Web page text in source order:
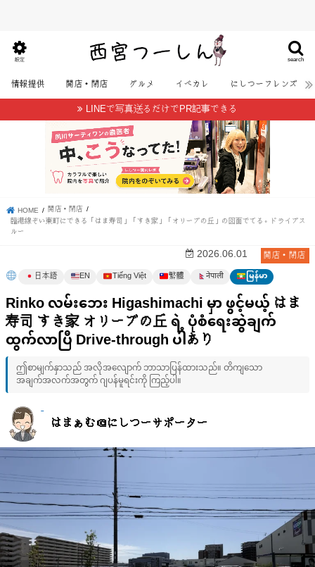
search
設定
情報提供 開店・閉店 グルメ イベカレ にしつーフレンズ
LINEで写真送るだけでPR記事できる
HOME 開店・閉店
臨港線ぞい東町にできる「はま寿司」「すき家」「オリーブの丘」の図面でてる。ドライブス
ルー
開店・閉店
2026.06.01
日本語 EN Tiếng Việt 繁體 नेपाली မြန်မာ
Rinko လမ်းဘေး Higashimachi မှာ ဖွင့်မယ့် はま
寿司 すき家 オリーブの丘 ရဲ့ ပုံစံရေးဆွဲချက်
ထွက်လာပြီ Drive-through ပါあり
ဤစာမျက်နှာသည် အလိုအလျောက် ဘာသာပြန်ထားသည်။ တိကျသော
အချက်အလက်အတွက် ဂျပန်မူရင်းကို ကြည့်ပါ။
はまぁむ＠にしつーサポーター